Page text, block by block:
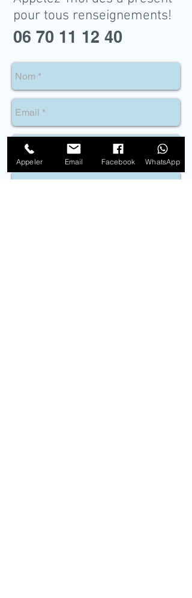
pour tous renseignements!
06 70 11 12 40
Appeler Email Facebook WhatsApp